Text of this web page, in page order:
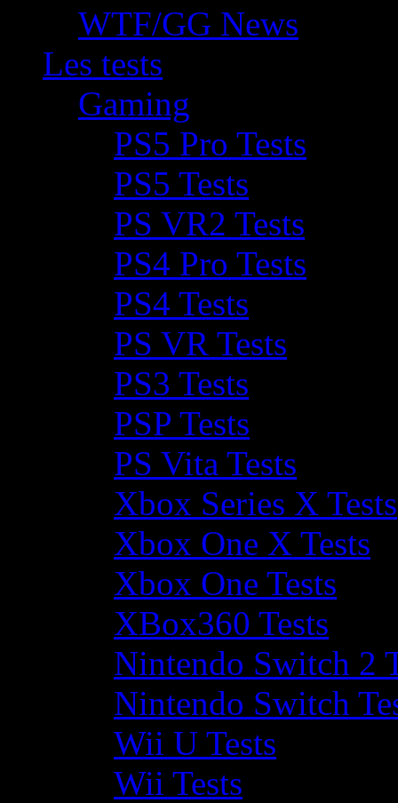
WTF/GG News
Les tests
Gaming
PS5 Pro Tests
PS5 Tests
PS VR2 Tests
PS4 Pro Tests
PS4 Tests
PS VR Tests
PS3 Tests
PSP Tests
PS Vita Tests
Xbox Series X Tests
Xbox One X Tests
Xbox One Tests
XBox360 Tests
Nintendo Switch 2
Nintendo Switch
Wii U Tests
Wii Tests